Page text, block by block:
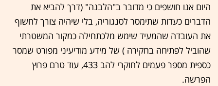
היום אנו חושפים כי מדובר ב"הלבנה" (דרך להביא את
הדברים כעדות שתימסר לסנגוריה, בלי שיהיה צורך לחשוף
את העובדה שהמעיד שימש מלכתחילה כמקור המשטרתי
שהוביל לפתיחה בחקירה ) של מידע מודיעיני מפורט שמסר
כספית מספר פעמים לחוקרי להב 433, עוד טרם פרוץ
הפרשה.